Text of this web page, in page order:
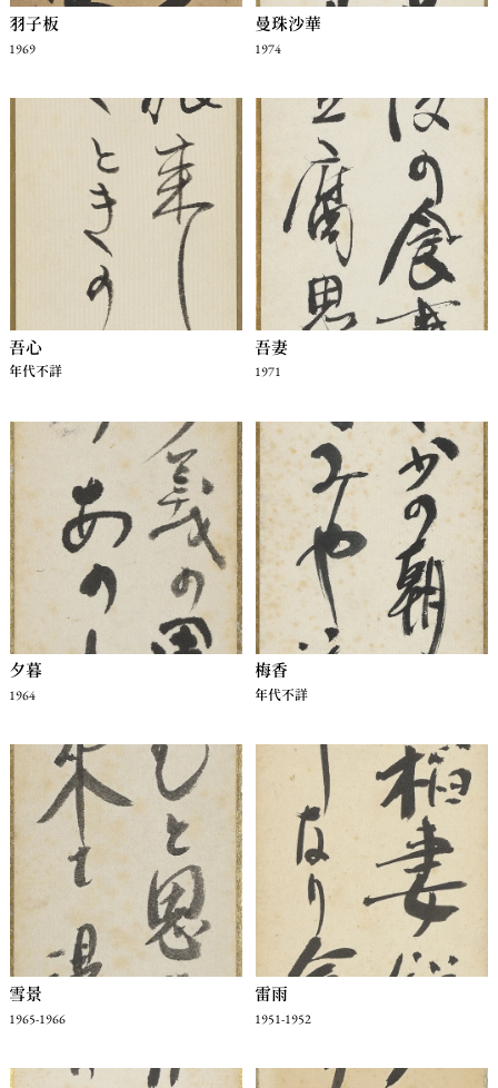
羽子板
1969
曼珠沙華
1974
吾心
年代不詳
吾妻
1971
夕暮
1964
梅香
年代不詳
雪景
1965-1966
雷雨
1951-1952